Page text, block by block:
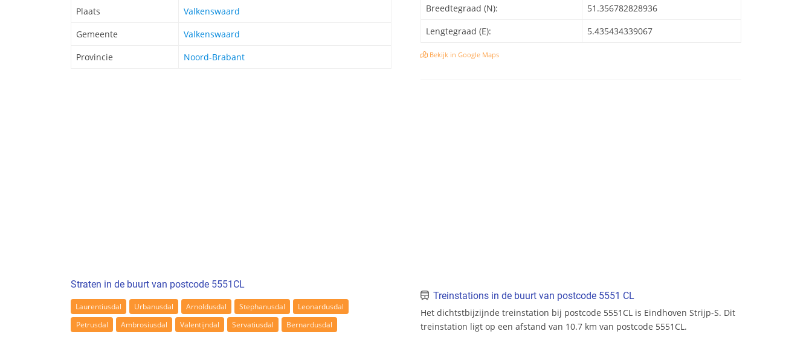
Plaats
Valkenswaard
Gemeente
Valkenswaard
Provincie
Noord-Brabant
Straten in de buurt van postcode 5551CL
Laurentiusdal Urbanusdal Arnoldusdal Stephanusdal
Leonardusdal
Petrusdal
Ambrosiusdal Valentijndal Servatiusdal Bernardusdal
Breedtegraad (N):
51.356782828936
Lengtegraad (E):
5.435434339067
Bekijk in Google Maps
Treinstations in de buurt van postcode 5551 CL
Het dichtstbijzijnde treinstation bij postcode 5551CL is Eindhoven Strijp-S. Dit
treinstation ligt op een afstand van 10.7 km van postcode 5551CL.